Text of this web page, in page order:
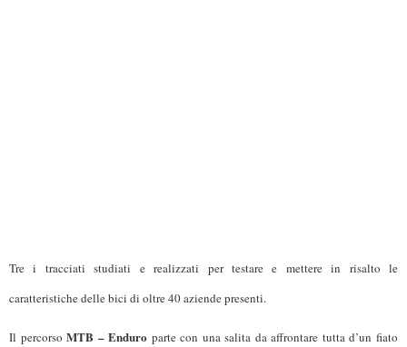
Tre i tracciati studiati e realizzati per testare e mettere in risalto le
caratteristiche delle bici di oltre 40 aziende presenti.
Il percorsoMTB – Enduro parte con una salita da affrontare tutta d’un fiato